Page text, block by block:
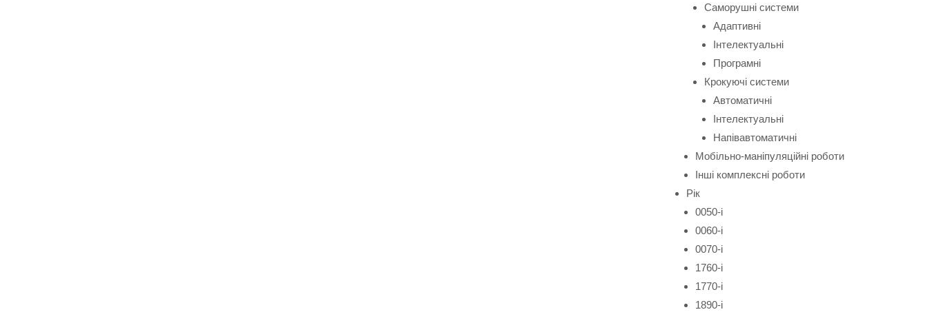
Саморушні системи
Адаптивні
Інтелектуальні
Програмні
Крокуючі системи
Автоматичні
Інтелектуальні
Напівавтоматичні
Мобільно-маніпуляційні роботи
Інші комплексні роботи
Рік
0050-і
0060-і
0070-і
1760-і
1770-і
1890-і